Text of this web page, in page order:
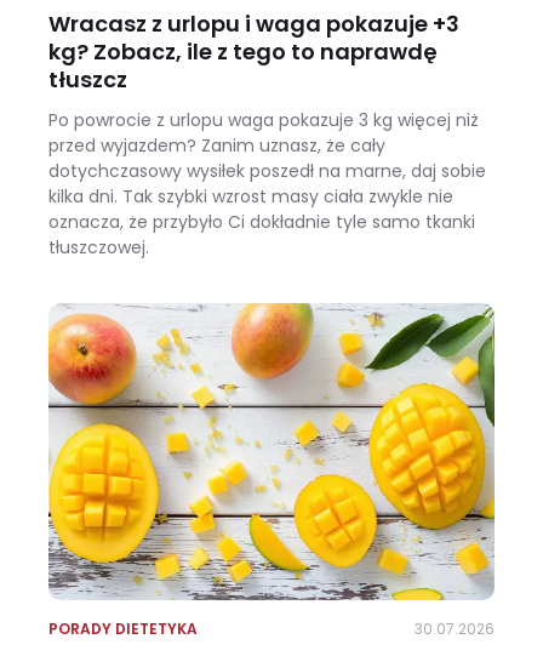
Wracasz z urlopu i waga pokazuje +3
kg? Zobacz, ile z tego to naprawdę
tłuszcz
Po powrocie z urlopu waga pokazuje 3 kg więcej niż
przed wyjazdem? Zanim uznasz, że cały
dotychczasowy wysiłek poszedł na marne, daj sobie
kilka dni. Tak szybki wzrost masy ciała zwykle nie
oznacza, że przybyło Ci dokładnie tyle samo tkanki
tłuszczowej.
PORADY DIETETYKA 30.07.2026